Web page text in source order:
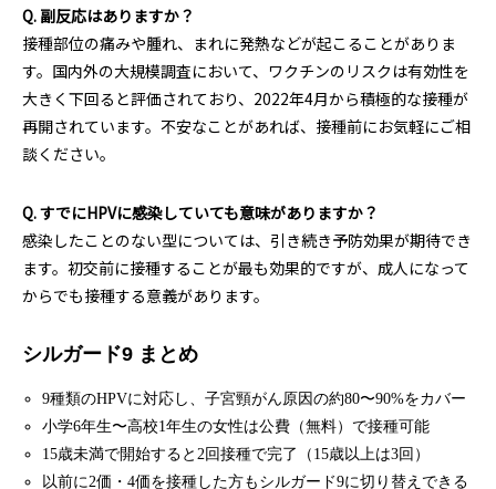
Q. 副反応はありますか？
接種部位の痛みや腫れ、まれに発熱などが起こることがありま
す。国内外の大規模調査において、ワクチンのリスクは有効性を
大きく下回ると評価されており、2022年4月から積極的な接種が
再開されています。不安なことがあれば、接種前にお気軽にご相
談ください。
Q. すでにHPVに感染していても意味がありますか？
感染したことのない型については、引き続き予防効果が期待でき
ます。初交前に接種することが最も効果的ですが、成人になって
からでも接種する意義があります。
シルガード9 まとめ
9種類のHPVに対応し、子宮頸がん原因の約80〜90%をカバー
小学6年生〜高校1年生の女性は公費（無料）で接種可能
15歳未満で開始すると2回接種で完了（15歳以上は3回）
以前に2価・4価を接種した方もシルガード9に切り替えできる